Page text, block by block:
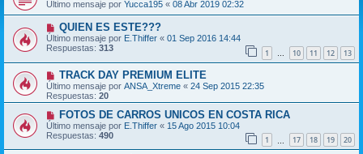
Último mensaje por Yucca195 « 08 Abr 2019 02:32
QUIEN ES ESTE???
Último mensaje por E.Thiffer « 01 Sep 2016 14:44
Respuestas: 313 1 … 10 11 12 13
TRACK DAY PREMIUM ELITE
Último mensaje por ANSA_Xtreme « 24 Sep 2015 22:35
Respuestas: 20
FOTOS DE CARROS UNICOS EN COSTA RICA
Último mensaje por E.Thiffer « 15 Ago 2015 10:04
Respuestas: 490 1 17 18 19 20